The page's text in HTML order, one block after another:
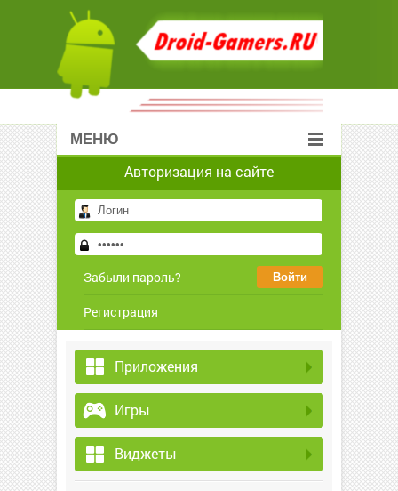
МЕНЮ
Авторизация на сайте
Забыли пароль?
Регистрация
Приложения
Игры
Виджеты